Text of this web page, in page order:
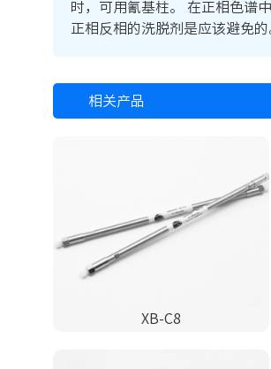
时，可用氰基柱。 在正相色谱
正相反相的洗脱剂是应该避免的
相关产品
XB-C8